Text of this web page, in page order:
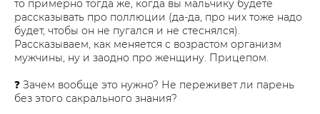
то примерно тогда же, когда вы мальчику будете
рассказывать про поллюции (да-да, про них тоже надо
будет, чтобы он не пугался и не стеснялся).
Рассказываем, как меняется с возрастом организм
мужчины, ну и заодно про женщину. Прицепом.
❓ Зачем вообще это нужно? Не переживет ли парень
без этого сакрального знания?